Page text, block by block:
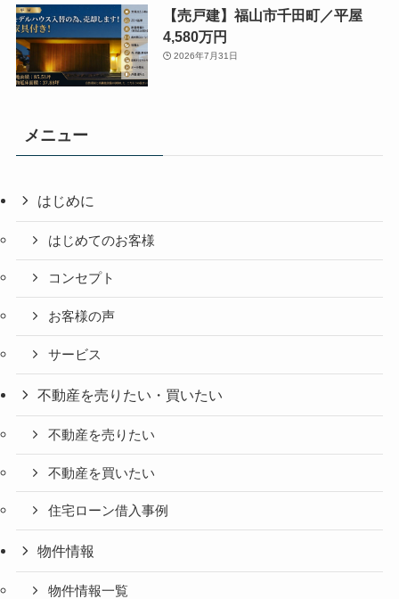
【売戸建】福山市千田町／平屋
4,580万円
2026年7月31日
メニュー
はじめに
はじめてのお客様
コンセプト
お客様の声
サービス
不動産を売りたい・買いたい
不動産を売りたい
不動産を買いたい
住宅ローン借入事例
物件情報
物件情報一覧